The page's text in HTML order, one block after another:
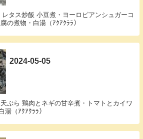
タス炒飯 小豆煮・ヨーロピアンシュガーコ
の煮物・白湯（ｱｸｱｸﾗﾗ）
2024-05-05
ぷら 鶏肉とネギの甘辛煮・トマトとカイワ
湯（ｱｸｱｸﾗﾗ）